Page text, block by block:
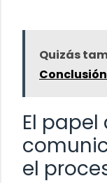
Quizás
El papel
el